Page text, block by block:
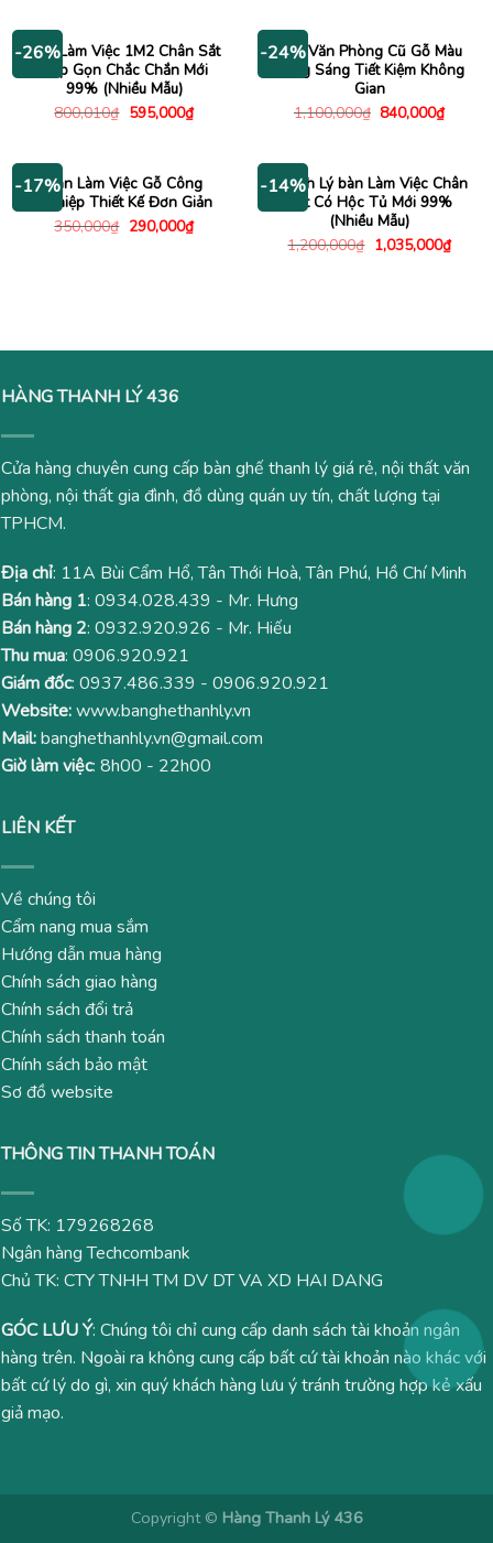
-26%
Bàn Làm Việc 1M2 Chân Sắt
Gấp Gọn Chắc Chắn Mới
99% (Nhiều Mẫu)
800,010₫ Giá
595,000₫Giá
hiện
595,000₫.
-24%
Bàn Văn Phòng Cũ Gỗ Màu
Vàng Sáng Tiết Kiệm Không
Gian
1,100,000₫ Giá
840,000₫Giá
hiện
-17%Bàn Làm Việc Gỗ Công
Nghiệp Thiết Kế Đơn Giản
350,000₫ Giá
290,000₫Giá
hiện
-14%
Thanh Lý bàn Làm Việc Chân
Sắt Có Hộc Tủ Mới 99%
(Nhiều Mẫu)
1,200,000₫ Giá
gốc
1,035,000₫Giá
hiện
HÀNG THANH LÝ 436
Cửa hàng chuyên cung cấp bàn ghế thanh lý giá rẻ, nội thất văn
phòng, nội thất gia đình, đồ dùng quán uy tín, chất lượng tại
TPHCM.
Địa chỉ: 11A Bùi Cẩm Hổ, Tân Thới Hoà, Tân Phú, Hồ Chí Minh
Bán hàng 1: 0934.028.439 - Mr. Hưng
Bán hàng 2: 0932.920.926 - Mr. Hiếu
Thu mua: 0906.920.921
Giám đốc: 0937.486.339 - 0906.920.921
Website:www.banghethanhly.vn
Mail:banghethanhly.vn@gmail.com
Giờ làm việc: 8h00 - 22h00
LIÊN KẾT
Về chúng tôi
Cẩm nang mua sắm
Hướng dẫn mua hàng
Chính sách giao hàng
Chính sách đổi trả
Chính sách thanh toán
Chính sách bảo mật
Sơ đồ website
THÔNG TIN THANH TOÁN
Số TK: 179268268
Ngân hàng Techcombank
Chủ TK: CTY TNHH TM DV DT VA XD HAI DANG
GÓC LƯU Ý: Chúng tôi chỉ cung cấp danh sách tài khoản ngân
hàng trên. Ngoài ra không cung cấp bất cứ tài khoản nào khác với
bất cứ lý do gì, xin quý khách hàng lưu ý tránh trường hợp kẻ xấu
giả mạo.
Copyright © Hàng Thanh Lý 436